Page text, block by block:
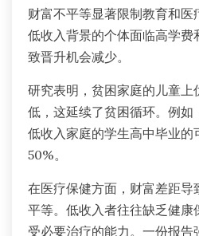
财富不平等显著限制教育和医
低收入背景的个体面临高学费
致晋升机会减少。
研究表明，贫困家庭的儿童上
低，这延续了贫困循环。例如
低收入家庭的学生高中毕业的
50%。
在医疗保健方面，财富差距导
平等。低收入者往往缺乏健康
受必要治疗的能力。一份报告